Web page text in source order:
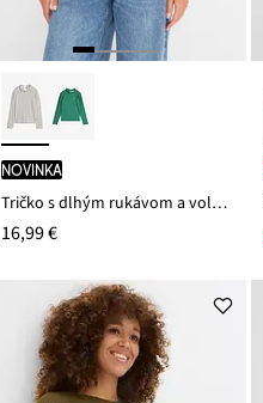
novinka
Tričko s dlhým rukávom a volánmi
16,99 €